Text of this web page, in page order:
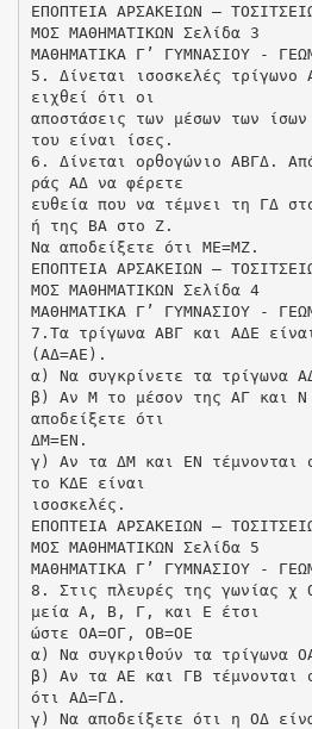
ΕΠΟΠΤΕΙΑ ΑΡΣΑΚΕΙΩΝ –
ΜΟΣ ΜΑΘΗΜΑΤΙΚΩΝ Σελίδα 3
ΜΑΘΗΜΑΤΙΚΑ Γ’ ΓΥΜΝΑΣΙΟΥ -
5. Δίνεται ισοσκελές
ειχθεί ότι οι
αποστάσεις των μέσων των
του είναι ίσες.
6. Δίνεται ορθογώνιο ΑΒΓΔ.
ράς ΑΔ να φέρετε
ευθεία που να τέμνει τη ΓΔ
ή της ΒΑ στο Ζ.
Να αποδείξετε ότι ΜΕ=ΜΖ.
ΕΠΟΠΤΕΙΑ ΑΡΣΑΚΕΙΩΝ –
ΜΟΣ ΜΑΘΗΜΑΤΙΚΩΝ Σελίδα 4
ΜΑΘΗΜΑΤΙΚΑ Γ’ ΓΥΜΝΑΣΙΟΥ -
7.Τα τρίγωνα ΑΒΓ και ΑΔΕ
(ΑΔ=ΑΕ).
α) Να συγκρίνετε τα τρίγωνα
β) Αν Μ το μέσον της ΑΓ και
αποδείξετε ότι
ΔΜ=ΕΝ.
γ) Αν τα ΔΜ και ΕΝ τέμνονται
το ΚΔΕ είναι
ισοσκελές.
ΕΠΟΠΤΕΙΑ ΑΡΣΑΚΕΙΩΝ –
ΜΟΣ ΜΑΘΗΜΑΤΙΚΩΝ Σελίδα 5
ΜΑΘΗΜΑΤΙΚΑ Γ’ ΓΥΜΝΑΣΙΟΥ -
8. Στις πλευρές της γωνίας χ
μεία Α, Β, Γ, και Ε έτσι
ώστε ΟΑ=ΟΓ, ΟΒ=ΟΕ
α) Να συγκριθούν τα τρίγωνα
β) Αν τα ΑΕ και ΓΒ τέμνονται
ότι ΑΔ=ΓΔ.
γ) Να αποδείξετε ότι η OΔ